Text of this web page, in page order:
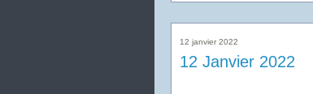
12 janvier 2022
12 Janvier 2022